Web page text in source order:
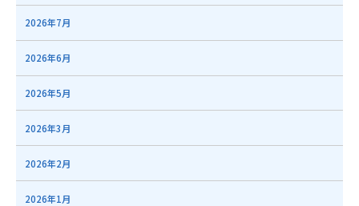
2026年7月
2026年6月
2026年5月
2026年3月
2026年2月
2026年1月